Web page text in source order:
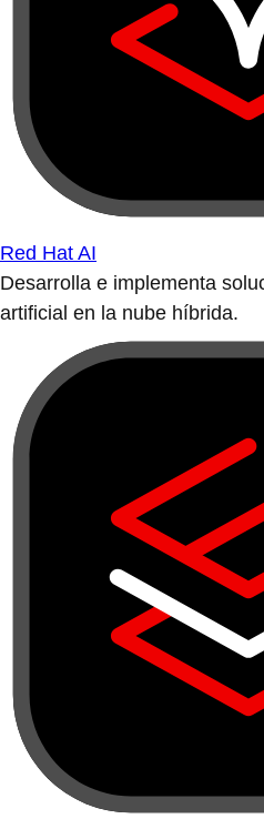
Red Hat AI
Desarrolla e implementa
artificial en la nube híbrida.